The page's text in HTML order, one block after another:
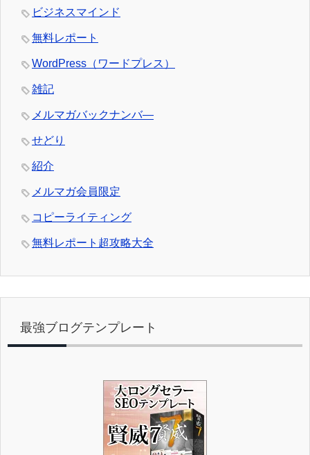
ビジネスマインド
無料レポート
WordPress（ワードプレス）
雑記
メルマガバックナンバ―
せどり
紹介
メルマガ会員限定
コピーライティング
無料レポート超攻略大全
最強ブログテンプレート